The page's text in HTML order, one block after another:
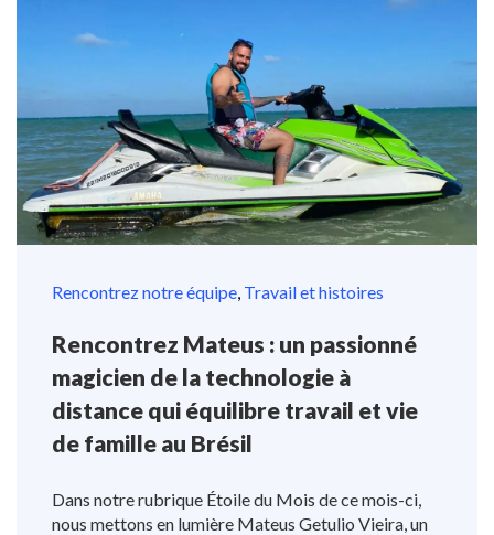
Rencontrez notre équipe Travail et histoires
Rencontrez Mateus : un passionné
magicien de la technologie à
distance qui équilibre travail et vie
de famille au Brésil
Dans notre rubrique Étoile du Mois de ce mois-ci,
nous mettons en lumière Mateus Getulio Vieira, un